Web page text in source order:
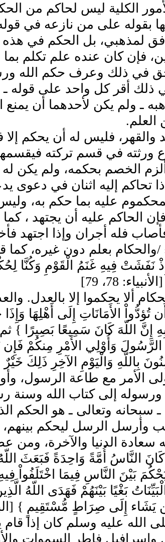
الكلية ليس لحاكم من
بقوله على من نازعه في
لمذهبي، بل الحكم في
فإن كان عنده علم تكلم بما
في ذلك وعرف حكم الله
ذلك أقر كل واحد على قوله ـ
ـ ولم يكن لأحدهما أن يمنع
العلم‏.‏
والقهر، فليس له أن يحكم
ورثته في قسم تركته فيقسمها
ألزم الخصم بحكمه، ولم يكن
تحاكم إليه اثنان في دعوى
عليه بما حكم به،
فإن الحاكم عليه أن يجتهد ،
فله أجران وإذا اجتهد
/والحكام بعلم دون غيره،
نَفَشَتْ فِيهِ غَنَمُ الْقَوْمِ وَكُنَّا
78، 79‏]‏
ألا يحكموا إلا بالعدل‏.‏
تُؤدُّواْ الأَمَانَاتِ إِلَى أَهْلِهَا
إِنَّ اللّهَ كَانَ سَمِيعًا بَصِيرًا ‏}‏ ثم
الرَّسُولَ وَأُوْلِي الأَمْرِ مِنكُمْ
الأمر مع طاعة الرسول،
ورسوله إلى كتاب الله وسنة
ـ سبحانه وتعالى ـ هو الحكم
وأرسل الرسل ليحكم
سعادة الدنيا والآخرة،
النَّاسُ أُمَّةً وَاحِدَةً فَبَعَثَ
بَيْنَ النَّاسِ فِيمَا اخْتَلَفُواْ
بَغْيًا بَيْنَهُمْ فَهَدَى اللّهُ
الله عليه وسلم كان إذا
وإسرافيل فاطر السموات